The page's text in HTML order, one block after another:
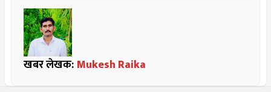
खबर लेखक: Mukesh Raika